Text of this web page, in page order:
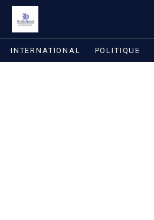
INTERNATIONAL POLITIQUE